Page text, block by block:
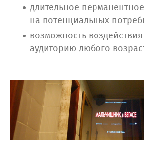
длительное
на потенциальных
возможность
аудиторию любого